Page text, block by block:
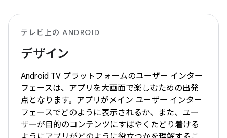
テレビ上の ANDROID
デザイン
Android TV プラットフォームのユーザー インター
フェースは、アプリを大画面で楽しむための出発
点となります。アプリがメイン ユーザー インター
フェースでどのように表示されるか、また、ユー
ザーが目的のコンテンツにすばやくたどり着ける